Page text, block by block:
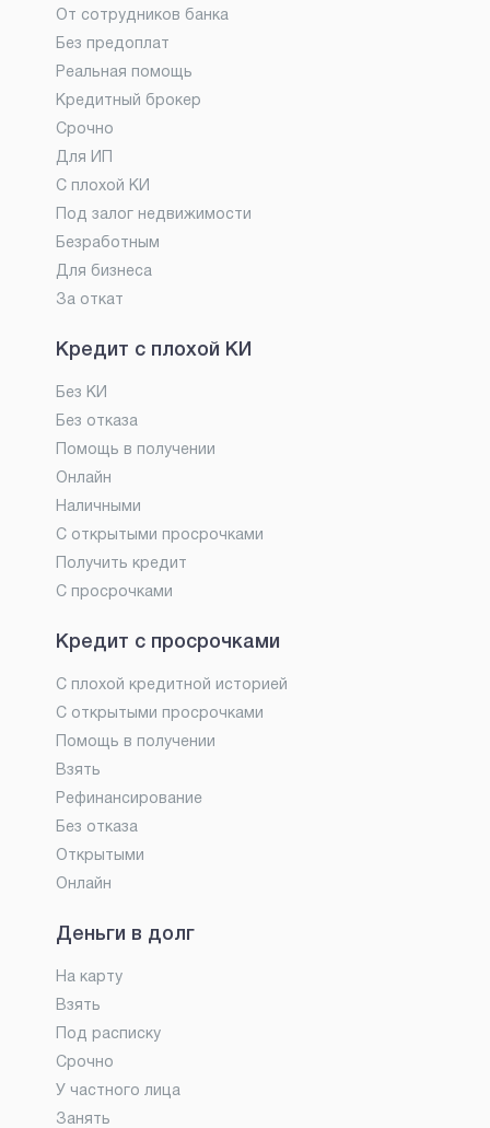
От сотрудников банка
Без предоплат
Реальная помощь
Кредитный брокер
Срочно
Для ИП
С плохой КИ
Под залог недвижимости
Безработным
Для бизнеса
За откат
Кредит с плохой КИ
Без КИ
Без отказа
Помощь в получении
Онлайн
Наличными
С открытыми просрочками
Получить кредит
С просрочками
Кредит с просрочками
С плохой кредитной историей
С открытыми просрочками
Помощь в получении
Взять
Рефинансирование
Без отказа
Открытыми
Онлайн
Деньги в долг
На карту
Взять
Под расписку
Срочно
У частного лица
Занять